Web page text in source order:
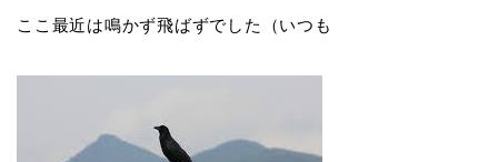
ここ最近は鳴かず飛ばずでした（いつも